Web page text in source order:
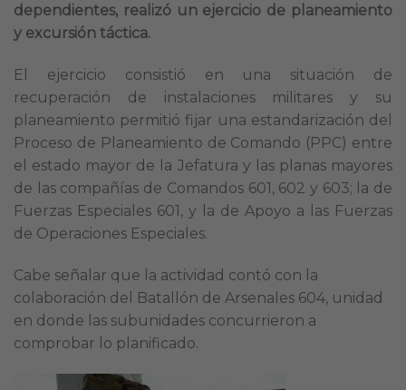
dependientes, realizó un ejercicio de planeamiento
y excursión táctica.
El ejercicio consistió en una situación de
recuperación de instalaciones militares y su
planeamiento permitió fijar una estandarización del
Proceso de Planeamiento de Comando (PPC) entre
el estado mayor de la Jefatura y las planas mayores
de las compañías de Comandos 601, 602 y 603; la de
Fuerzas Especiales 601, y la de Apoyo a las Fuerzas
de Operaciones Especiales.
Cabe señalar que la actividad contó con la
colaboración del Batallón de Arsenales 604, unidad
en donde las subunidades concurrieron a
comprobar lo planificado.